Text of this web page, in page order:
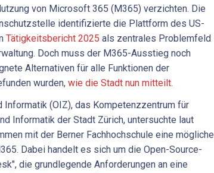
von Microsoft 365 (M365) verzichten. Die
identifizierte die Plattform des US-
Tätigkeitsbericht 2025 als zentrales Problemfeld
Doch muss der M365-Ausstieg noch
Alternativen für alle Funktionen der
wurden, wie die Stadt nun mitteilt.
Informatik (OIZ), das Kompetenzzentrum für
Informatik der Stadt Zürich, untersuchte laut
mit der Berner Fachhochschule eine mögliche
Dabei handelt es sich um die Open-Source-
die grundlegende Anforderungen an eine